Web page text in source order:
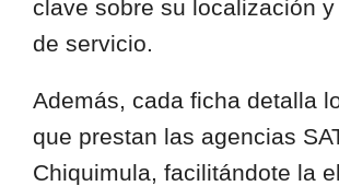
clave sobre su localización
de servicio.
Además, cada ficha detalla
que prestan las agencias
Chiquimula, facilitándote la